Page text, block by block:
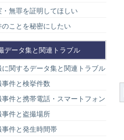
・無罪を証明してほしい
のことを秘密にしたい
データ集と関連トラブル
に関するデータ集と関連トラブル
事件と検挙件数
事件と携帯電話・スマートフォン
事件と盗撮場所
事件と発生時間帯